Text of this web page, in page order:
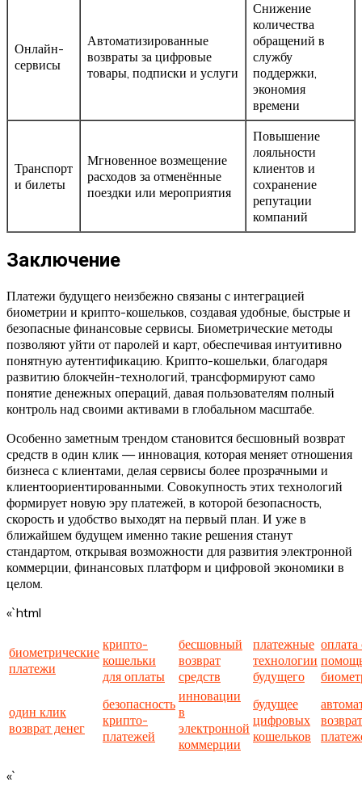
Онлайн-
сервисы
Автоматизированные
возвраты за цифровые
товары, подписки и услуги
Снижение
количества
обращений в
службу
поддержки,
экономия
времени
Транспорт
и билеты
Мгновенное возмещение
расходов за отменённые
поездки или мероприятия
Повышение
лояльности
клиентов и
сохранение
репутации
компаний
Заключение
Платежи будущего неизбежно связаны с интеграцией
биометрии и крипто-кошельков, создавая удобные, быстрые и
безопасные финансовые сервисы. Биометрические методы
позволяют уйти от паролей и карт, обеспечивая интуитивно
понятную аутентификацию. Крипто-кошельки, благодаря
развитию блокчейн-технологий, трансформируют само
понятие денежных операций, давая пользователям полный
контроль над своими активами в глобальном масштабе.
Особенно заметным трендом становится бесшовный возврат
средств в один клик — инновация, которая меняет отношения
бизнеса с клиентами, делая сервисы более прозрачными и
клиентоориентированными. Совокупность этих технологий
формирует новую эру платежей, в которой безопасность,
скорость и удобство выходят на первый план. И уже в
ближайшем будущем именно такие решения станут
стандартом, открывая возможности для развития электронной
коммерции, финансовых платформ и цифровой экономики в
целом.
«`html
биометрические
платежи
крипто-
кошельки
для оплаты
бесшовный
возврат
средств
платежные
технологии
будущего
оплата
один клик
возврат денег
безопасность
крипто-
платежей
инновации
в
электронной
коммерции
будущее
цифровых
кошельков
возврат
«`